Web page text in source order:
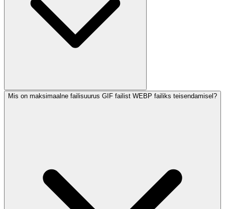
Mis on maksimaalne failisuurus GIF failist WEBP failiks teisendamisel?